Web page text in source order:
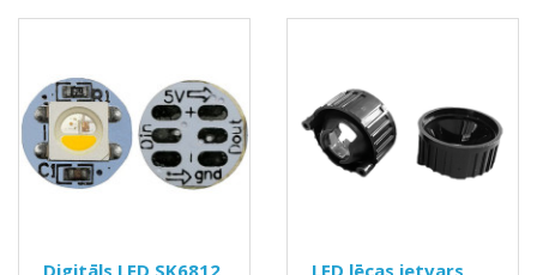
Digitāls LED SK6812
LED lēcas ietvars